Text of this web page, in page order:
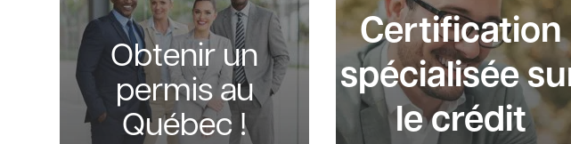
Obtenir un
permis au
Québec !
Certification
spécialisée
le crédit